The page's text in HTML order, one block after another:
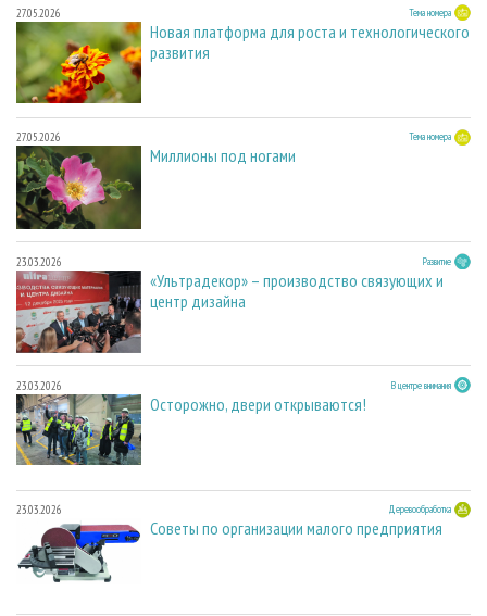
27.05.2026 Тема номера
Новая платформа для роста и технологического
развития
27.05.2026 Тема номера
Миллионы под ногами
23.03.2026 Развитие
«Ультрадекор» – производство связующих и
центр дизайна
23.03.2026 В центре внимания
Осторожно, двери открываются!
23.03.2026 Деревообработка
Советы по организации малого предприятия